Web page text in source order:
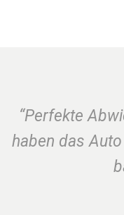
“Perfekte
haben das